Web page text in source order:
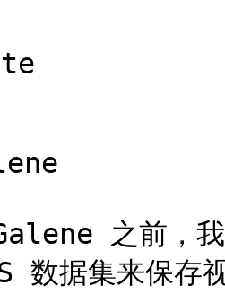
之前
数据集来保存